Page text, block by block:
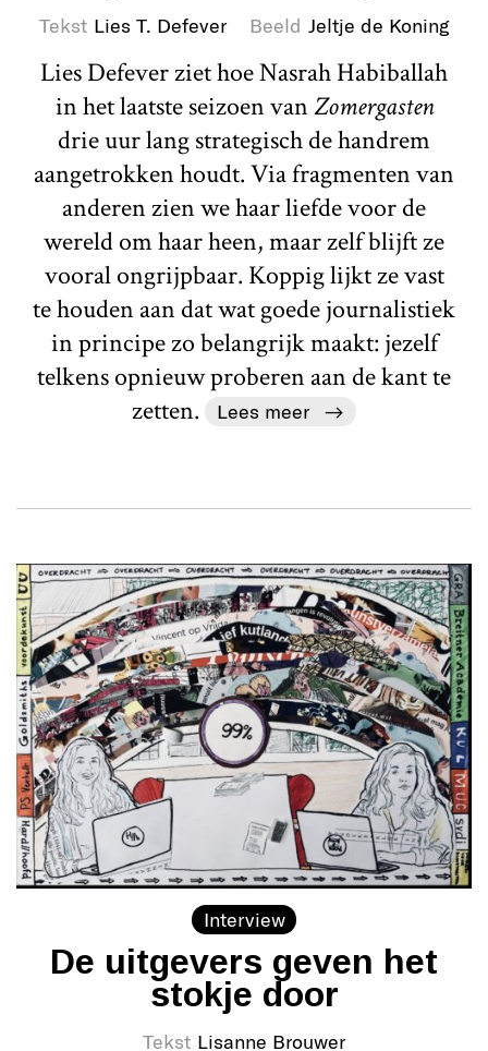
Tekst Lies T. Defever Beeld Jeltje de Koning
Lies Defever ziet hoe Nasrah Habiballah
in het laatste seizoen vanZomergasten
drie uur lang strategisch de handrem
aangetrokken houdt. Via fragmenten van
anderen zien we haar liefde voor de
wereld om haar heen, maar zelf blijft ze
vooral ongrijpbaar. Koppig lijkt ze vast
te houden aan dat wat goede journalistiek
in principe zo belangrijk maakt: jezelf
telkens opnieuw proberen aan de kant te
zetten.
Lees meer
Interview
De uitgevers geven het
stokje door
Tekst Lisanne Brouwer